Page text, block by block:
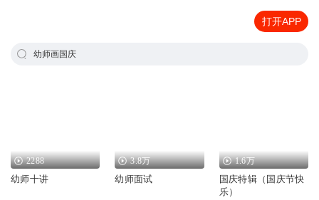
打开APP
幼师画国庆
2288
幼师十讲
3.8万
幼师面试
1.6万
国庆特辑（国庆节快
乐）